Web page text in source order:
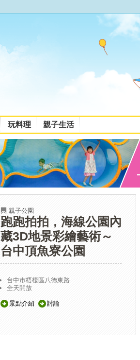
玩料理 親子生活
親子公園
跑跑拍拍，海線公園內
藏3D地景彩繪藝術～
台中頂魚寮公園
台中市梧棲區八德東路
全天開放
景點介紹 討論